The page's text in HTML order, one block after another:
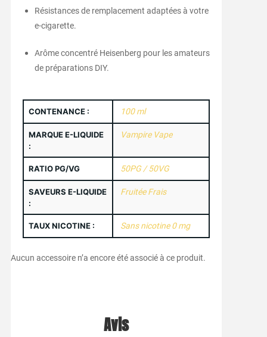
Résistances de remplacement adaptées à votre
e-cigarette.
Arôme concentré Heisenberg pour les amateurs
de préparations DIY.
CONTENANCE : 100 ml
MARQUE E-LIQUIDE
:
Vampire Vape
RATIO PG/VG 50PG / 50VG
SAVEURS E-LIQUIDE
:
Fruitée Frais
TAUX NICOTINE : Sans nicotine 0 mg
Aucun accessoire n’a encore été associé à ce produit.
Avis